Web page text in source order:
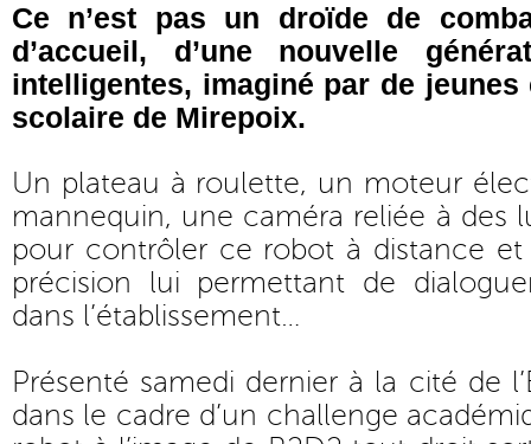
Ce n’est pas un droïde de
d’accueil, d’une nouvelle
intelligentes, imaginé par de
scolaire de Mirepoix.
Un plateau à roulette, un moteur
mannequin, une caméra reliée à des
pour contrôler ce robot à distance
précision lui permettant de
dans l’établissement…
Présenté samedi dernier à la cité de
dans le cadre d’un challenge